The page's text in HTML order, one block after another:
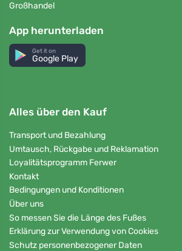
Großhandel
App herunterladen
Get it on
Google Play
Alles über den Kauf
Transport und Bezahlung
Umtausch, Rückgabe und Reklamation
Loyalitätsprogramm Ferwer
Kontakt
Bedingungen und Konditionen
Über uns
So messen Sie die Länge des Fußes
Erklärung zur Verwendung von Cookies
Schutz personenbezogener Daten